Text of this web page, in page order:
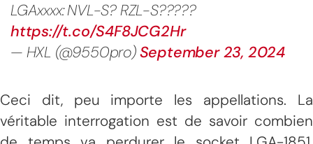
LGAxxxx: NVL-S? RZL-S?????
https://t.co/S4F8JCG2Hr
— HXL (@9550pro)September 23, 2024
Ceci dit, peu importe les appellations. La
véritable interrogation est de savoir combien